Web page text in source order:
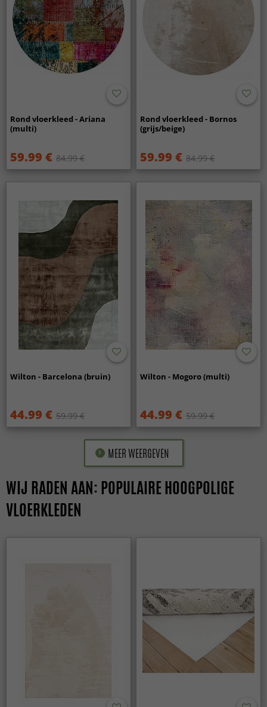
Rond vloerkleed - Ariana
(multi)
59.99 € 84.99 €
Rond vloerkleed - Bornos
(grijs/beige)
59.99 € 84.99 €
Wilton - Barcelona (bruin)
44.99 € 59.99 €
Wilton - Mogoro (multi)
44.99 € 59.99 €
MEER WEERGEVEN
WIJ RADEN AAN: POPULAIRE HOOGPOLIGE
VLOERKLEDEN